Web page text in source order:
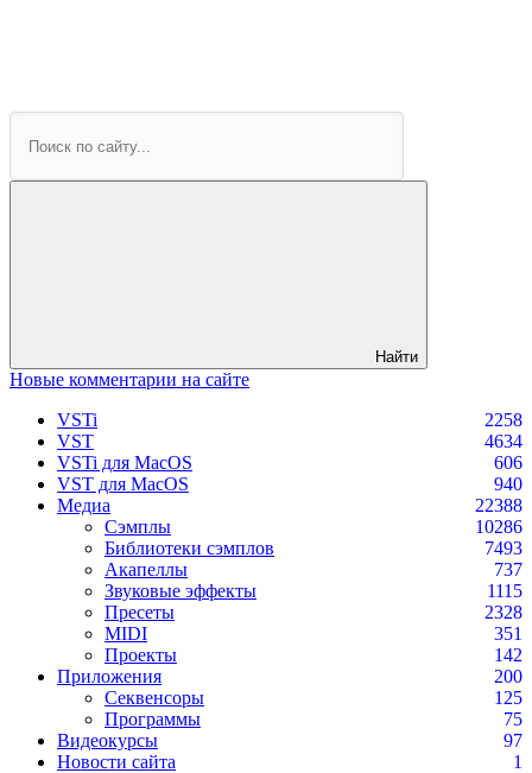
Найти
Новые комментарии на сайте
VSTi
2258
VST
4634
VSTi для MacOS
606
VST для MacOS
940
Медиа
22388
Сэмплы
10286
Библиотеки сэмплов
7493
Акапеллы
737
Звуковые эффекты
1115
Пресеты
2328
MIDI
351
Проекты
142
Приложения
200
Секвенсоры
125
Программы
75
Видеокурсы
97
Новости сайта
1